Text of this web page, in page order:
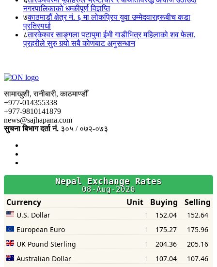
नगरपालिकाको धम्कीपूर्ण विज्ञप्ति
७काठमाडौं क्षेत्र नं. ६ मा लोकप्रिय युवा उम्मेदवारहरूबीच कडा
प्रतिस्पर्धा
८तारकेश्वर साङ्गला पटापुमा ईभी गाडीभित्र महिलाको शव फेला,
प्रहरीले सुरु गर्‍यो सबै कोणबाट अनुसन्धान
सामाखुशी, रानीबारी, काठमाण्डौँ
+977-014355338
+977-9810141879
news@sajhapana.com
सुचना बिभाग दर्ता नं. ३०५ / ०७२-०७३